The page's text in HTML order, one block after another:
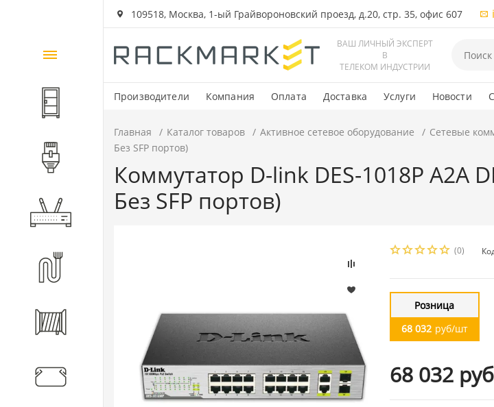
109518, Москва, 1-ый Грайвороновский проезд, д.20, стр. 35, офис 607
ВАШ ЛИЧНЫЙ ЭКСПЕРТ
В
ТЕЛЕКОМ ИНДУСТРИИ
Производители Компания Оплата Доставка Услуги Новости
Каталог
товаров
Шкафы и стойки
Компоненты СКС
Активное оборудование
Кабеленесущие системы
Главная Каталог товаров Активное сетевое оборудование Сетевые
Без SFP портов)
Коммутатор D-link DES-1018P A2A
Без SFP портов)
(0)
Розница
68 032 руб/шт
68 032